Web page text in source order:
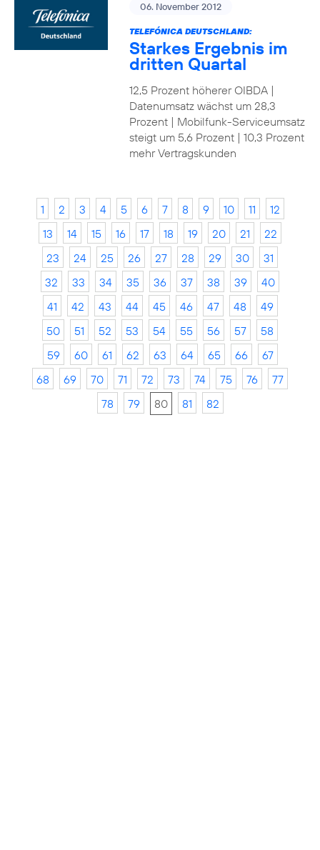
06. November 2012
TELEFÓNICA DEUTSCHLAND:
Starkes Ergebnis im
dritten Quartal
12,5 Prozent höherer OIBDA |
Datenumsatz wächst um 28,3
Prozent | Mobilfunk-Serviceumsatz
steigt um 5,6 Prozent | 10,3 Prozent
mehr Vertragskunden
1 2 3 4 5 6 7 8 9 10 11
12
13
14 15 16 17 18 19 20 21
22
23
24 25 26 27 28 29 30
31
32
33 34 35 36 37 38 39
40
41
42 43 44 45 46 47 48
49
50
51 52 53 54 55 56 57
58
59
60 61 62 63 64 65 66
67
68
69 70 71 72 73 74 75 76
77
78
79 80 81 82